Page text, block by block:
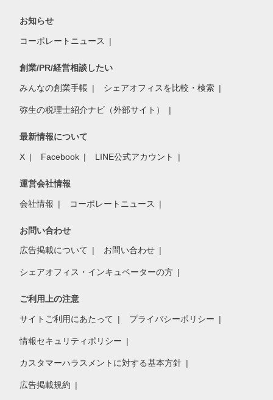
お知らせ
コーポレートニュース
創業/PR/経営相談したい
みんなの創業手帳 シェアオフィスを比較・検索
弥生の税理士紹介ナビ（外部サイト）
最新情報について
X Facebook LINE公式アカウント
運営会社情報
会社情報 コーポレートニュース
お問い合わせ
広告掲載について お問い合わせ
シェアオフィス・インキュベーターの方
ご利用上の注意
サイトご利用にあたって プライバシーポリシー
情報セキュリティポリシー
カスタマーハラスメントに対する基本方針
広告掲載規約